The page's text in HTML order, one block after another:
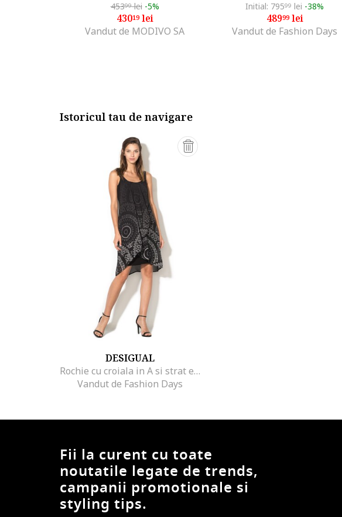
45399lei -5%
43019lei
Vandut de MODIVO SA
Initial: 79599 lei -38%
48999lei
Vandut de Fashion Days
Istoricul tau de navigare
DESIGUAL
Rochie cu croiala in A si strat exterior transparent cu imprimeu Cedric, Negru
Vandut de Fashion Days
Fii la curent cu toate
noutatile legate de trends,
campanii promotionale si
styling tips.